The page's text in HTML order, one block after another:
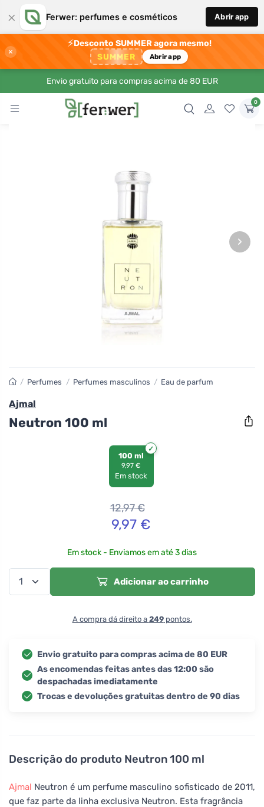
× Ferwer: perfumes e cosméticos Abrir app
×
⚡Desconto SUMMER agora mesmo!
SUMMER Abrir app
Envio gratuito para compras acima de 80 EUR
0
›
Descrição do produto Neutron 100 ml
Ajmal Neutron é um perfume masculino sofisticado de 2011,
que faz parte da linha exclusiva Neutron. Esta fragrância
/ Perfumes / Perfumes masculinos / Eau de parfum
Ajmal
Neutron 100 ml
100 ml
9,97 €
Em stock
12,97€
9,97 €
Em stock - Enviamos em até 3 dias
Adicionar ao carrinho
A compra dá direito a 249pontos.
Envio gratuito para compras acima de 80 EUR
As encomendas feitas antes das 12:00 são
despachadas imediatamente
Trocas e devoluções gratuitas dentro de 90 dias